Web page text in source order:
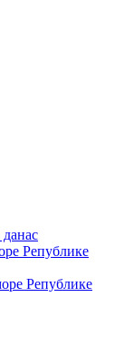
Републике
Републике